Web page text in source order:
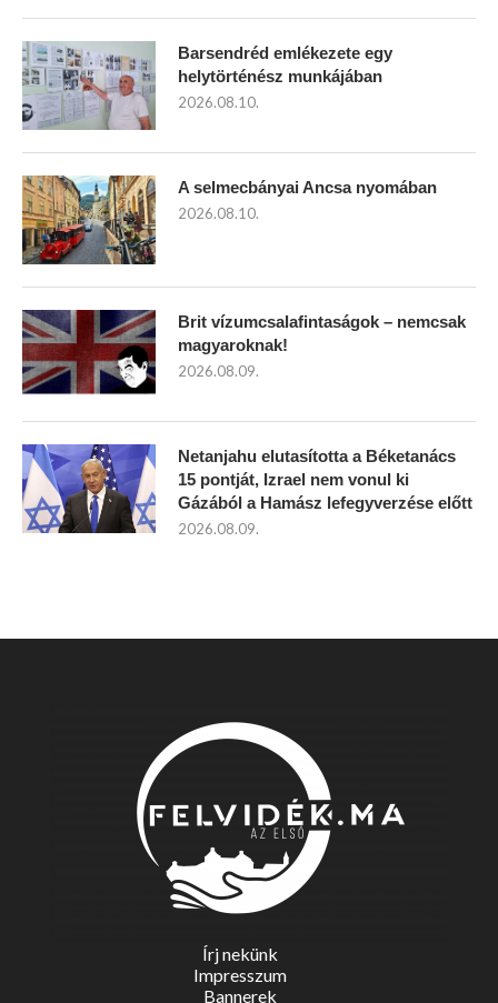
Barsendréd emlékezete egy
helytörténész munkájában
2026.08.10.
A selmecbányai Ancsa nyomában
2026.08.10.
Brit vízumcsalafintaságok – nemcsak
magyaroknak!
2026.08.09.
Netanjahu elutasította a Béketanács
15 pontját, Izrael nem vonul ki
Gázából a Hamász lefegyverzése előtt
2026.08.09.
Írj nekünk
Impresszum
Bannerek